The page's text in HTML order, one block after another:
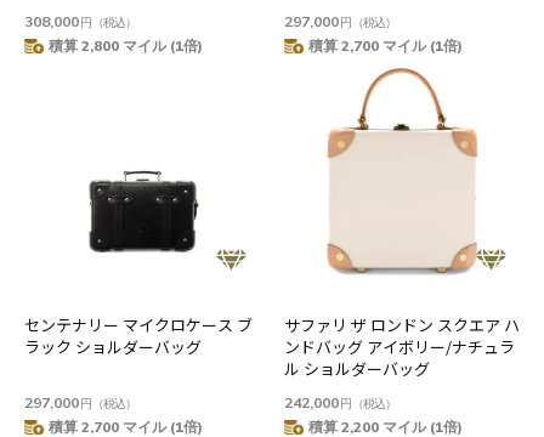
308,000円 （税込）
積算 2,800 マイル (1倍)
297,000円 （税込）
積算 2,700 マイル (1倍)
センテナリー マイクロケース ブ
ラック ショルダーバッグ
297,000円 （税込）
積算 2,700 マイル (1倍)
サファリ ザ ロンドン スクエア ハ
ンドバッグ アイボリー/ナチュラ
ル ショルダーバッグ
242,000円 （税込）
積算 2,200 マイル (1倍)